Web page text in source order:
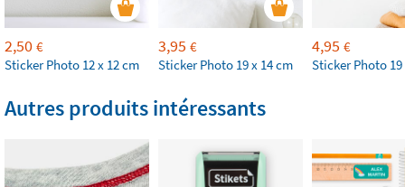
2,50 €
Sticker Photo 12 x 12 cm
3,95 €
Sticker Photo 19 x 14 cm
4,95 €
Sticker Photo 19
Autres produits intéressants